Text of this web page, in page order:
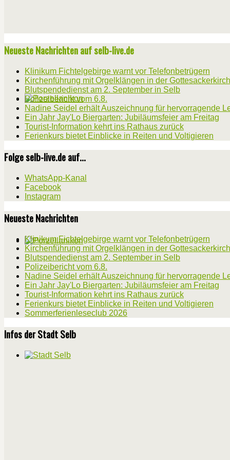
Neueste Nachrichten auf selb-live.de
Klinikum Fichtelgebirge warnt vor Telefonbetrügern
Kirchenführung mit Orgelklängen in der
Blutspendedienst am 2. September in Selb
Polizeibericht vom 6.8.
Nadine Seidel erhält Auszeichnung für hervorragende
Ein Jahr Jay'Lo Biergarten: Jubiläumsfeier am Freitag
Tourist-Information kehrt ins Rathaus zurück
Ferienkurs bietet Einblicke in Reiten und Voltigieren
Folge selb-live.de auf...
WhatsApp-Kanal
Facebook
Instagram
Neueste Nachrichten
Klinikum Fichtelgebirge warnt vor Telefonbetrügern
Kirchenführung mit Orgelklängen in der
Blutspendedienst am 2. September in Selb
Polizeibericht vom 6.8.
Nadine Seidel erhält Auszeichnung für hervorragende
Ein Jahr Jay'Lo Biergarten: Jubiläumsfeier am Freitag
Tourist-Information kehrt ins Rathaus zurück
Ferienkurs bietet Einblicke in Reiten und Voltigieren
Sommerferienleseclub 2026
Infos der Stadt Selb